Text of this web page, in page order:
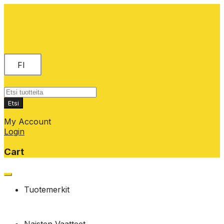
FI
Products
search
Etsi
My Account
Login
Cart
Skip
contentTuotemerkit